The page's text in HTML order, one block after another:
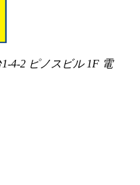
4-2 ピノスビル 1F 電